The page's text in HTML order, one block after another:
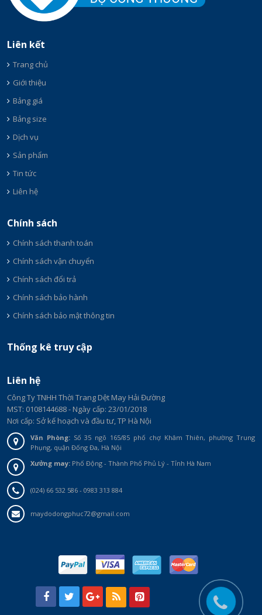
Liên kết
Trang chủ
Giới thiệu
Bảng giá
Bảng size
Dịch vụ
Sản phẩm
Tin tức
Liên hệ
Chính sách
Chính sách thanh toán
Chính sách vận chuyển
Chính sách đổi trả
Chính sách bảo hành
Chính sách bảo mật thông tin
Thống kê truy cập
Liên hệ
Công Ty TNHH Thời Trang Dệt May Hải Đường
MST: 0108144688 - Ngày cấp: 23/01/2018
Nơi cấp: Sở kế hoạch và đầu tư, TP Hà Nội
Văn Phòng: Số 35 ngõ 165/85 phố chợ Khâm Thiên, phường Trung
Phụng, quận Đống Đa, Hà Nội
Xưởng may: Phố Động - Thành Phố Phủ Lý - Tỉnh Hà Nam
(024) 66 532 586 - 0983 313 884
maydodongphuc72@gmail.com